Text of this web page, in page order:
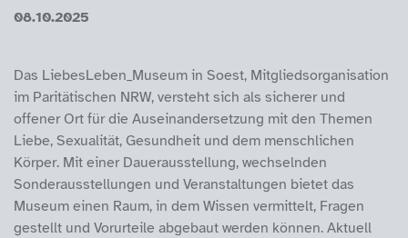
08.10.2025
Das LiebesLeben_Museum in Soest, Mitgliedsorganisation
im Paritätischen NRW, versteht sich als sicherer und
offener Ort für die Auseinandersetzung mit den Themen
Liebe, Sexualität, Gesundheit und dem menschlichen
Körper. Mit einer Dauerausstellung, wechselnden
Sonderausstellungen und Veranstaltungen bietet das
Museum einen Raum, in dem Wissen vermittelt, Fragen
gestellt und Vorurteile abgebaut werden können. Aktuell